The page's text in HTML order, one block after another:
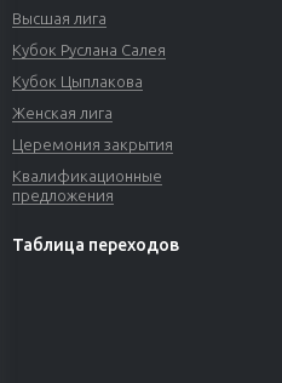
Высшая лига
Кубок Руслана Салея
Кубок Цыплакова
Женская лига
Церемония закрытия
Квалификационные
предложения
Таблица переходов